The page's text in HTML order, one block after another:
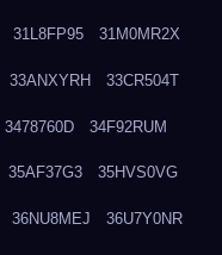
31L8FP95 31M0MR2X
33ANXYRH 33CR504T
3478760D 34F92RUM
35AF37G3 35HVS0VG
36NU8MEJ 36U7Y0NR